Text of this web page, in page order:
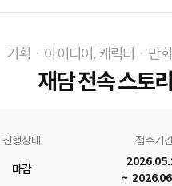
기획ㆍ아이디어, 캐릭터ㆍ만
재담 전속 스토
진행상태 접수기
마감
~